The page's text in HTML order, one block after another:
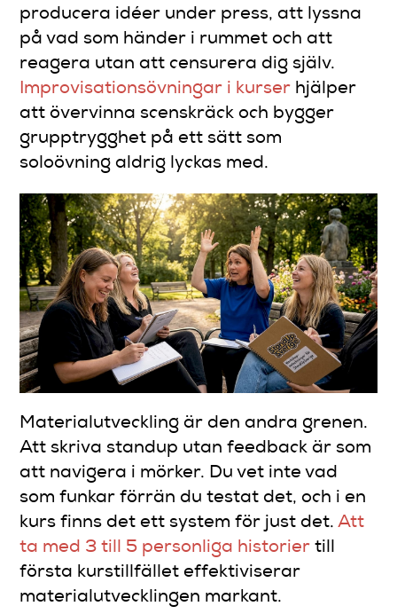
producera idéer under press, att lyssna
på vad som händer i rummet och att
reagera utan att censurera dig själv.
Improvisationsövningar i kurser hjälper
att övervinna scenskräck och bygger
grupptrygghet på ett sätt som
soloövning aldrig lyckas med.
Materialutveckling är den andra grenen.
Att skriva standup utan feedback är som
att navigera i mörker. Du vet inte vad
som funkar förrän du testat det, och i en
kurs finns det ett system för just det.Att
ta med 3 till 5 personliga historier till
första kurstillfället effektiviserar
materialutvecklingen markant.